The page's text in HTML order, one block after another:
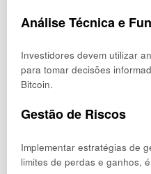
Análise Técnica e
Investidores devem utilizar
para tomar decisões
Bitcoin.
Gestão de Riscos
Implementar estratégias de
limites de perdas e ganhos,